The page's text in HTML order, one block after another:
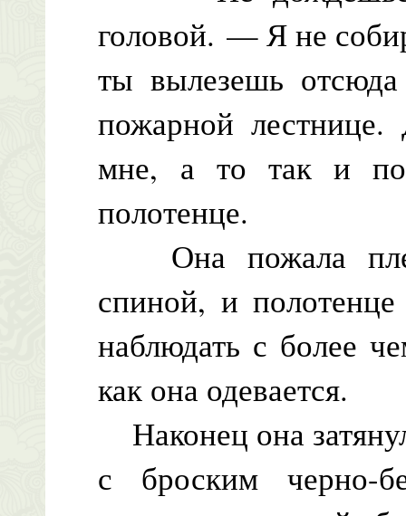
головой. — Я не
ты вылезешь
пожарной
мне, а то так и
полотенце.
Она пожала
спиной, и
наблюдать с более
как она одевается.
Наконец она
с броским черно-